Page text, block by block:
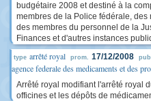
budgétaire 2008 et destiné à la
membres de la Police fédérale,
des membres du personnel de la
Finances et d'autres instances
type arrêté royal prom. 17/12/2008
agence federale des medicaments et des
Arrêté royal modifiant l'arrêté royal
officines et les dépôts de